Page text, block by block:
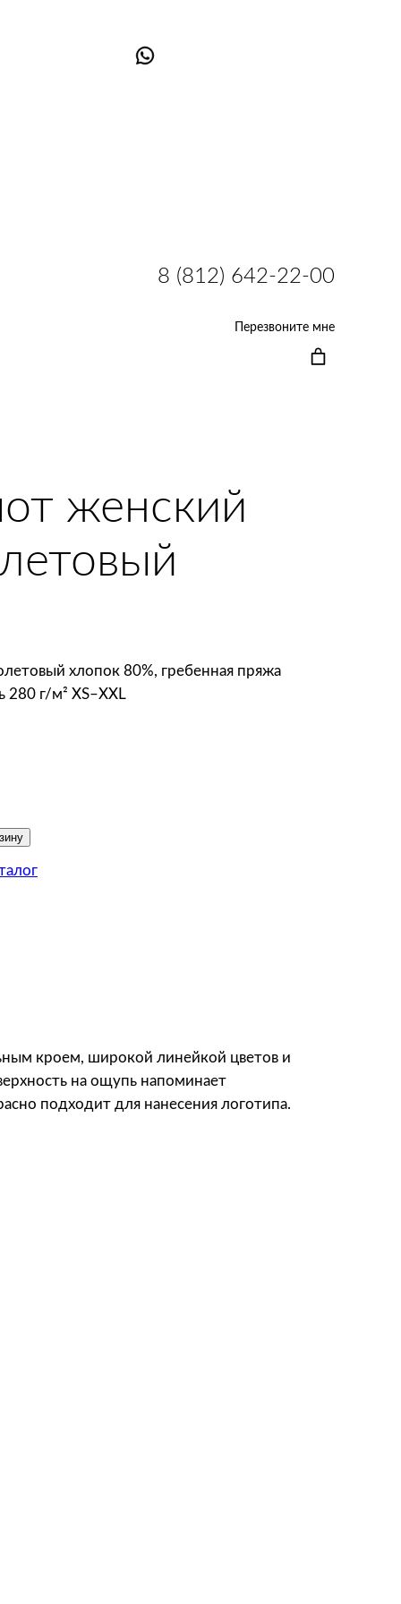
8 (812) 642-22-00
Перезвоните мне
женский
хлопок 80%, гребенная пряжа
280 г/м² XS–XXL
кроем, широкой линейкой цветов и
на ощупь напоминает
подходит для нанесения логотипа.